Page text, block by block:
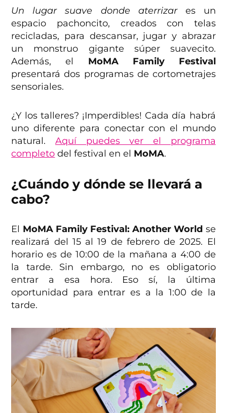
Un lugar suave donde aterrizares un
espacio pachoncito, creados con telas
recicladas, para descansar, jugar y abrazar
un monstruo gigante súper suavecito.
Además, el MoMA Family Festival
presentará dos programas de cortometrajes
sensoriales.
¿Y los talleres? ¡Imperdibles! Cada día habrá
uno diferente para conectar con el mundo
natural.Aquí puedes ver el programa
completo del festival en el MoMA.
¿Cuándo y dónde se llevará a
cabo?
El MoMA Family Festival: Another World se
realizará del 15 al 19 de febrero de 2025. El
horario es de 10:00 de la mañana a 4:00 de
la tarde. Sin embargo, no es obligatorio
entrar a esa hora. Eso sí, la última
oportunidad para entrar es a la 1:00 de la
tarde.